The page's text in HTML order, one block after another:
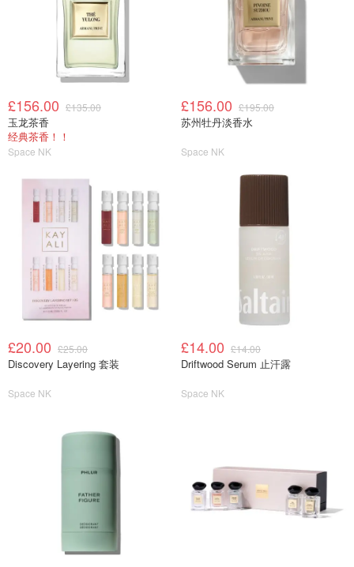
£156.00 £135.00
玉龙茶香
经典茶香！！
Space NK
£156.00 £195.00
苏州牡丹淡香水
Space NK
£20.00 £25.00
Discovery Layering 套装
Space NK
£14.00 £14.00
Driftwood Serum 止汗露
Space NK